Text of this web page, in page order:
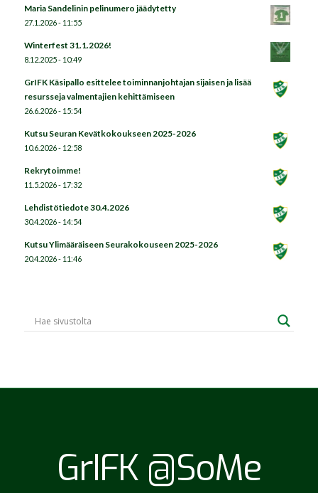
Maria Sandelinin pelinumero jäädytetty
27.1.2026 - 11:55
Winterfest 31.1.2026!
8.12.2025 - 10:49
GrIFK Käsipallo esittelee toiminnanjohtajan sijaisen ja lisää
resursseja valmentajien kehittämiseen
26.6.2026 - 15:54
Kutsu Seuran Kevätkokoukseen 2025-2026
10.6.2026 - 12:58
Rekrytoimme!
11.5.2026 - 17:32
Lehdistötiedote 30.4.2026
30.4.2026 - 14:54
Kutsu Ylimääräiseen Seurakokouseen 2025-2026
20.4.2026 - 11:46
GrIFK @SoMe